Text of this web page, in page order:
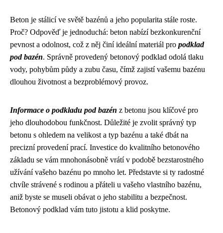
Beton je stálicí ve světě bazénů a jeho popularita stále roste.
Proč? Odpověď je jednoduchá: beton nabízí bezkonkurenční
pevnost a odolnost, což z něj činí ideální materiál pro podklad
pod bazén. Správně provedený betonový podklad odolá tlaku
vody, pohybům půdy a zubu času, čímž zajistí vašemu bazénu
dlouhou životnost a bezproblémový provoz.
Informace o podkladu pod bazén z betonu jsou klíčové pro
jeho dlouhodobou funkčnost. Důležité je zvolit správný typ
betonu s ohledem na velikost a typ bazénu a také dbát na
precizní provedení prací. Investice do kvalitního betonového
základu se vám mnohonásobně vrátí v podobě bezstarostného
užívání vašeho bazénu po mnoho let. Představte si ty radostné
chvíle strávené s rodinou a přáteli u vašeho vlastního bazénu,
aniž byste se museli obávat o jeho stabilitu a bezpečnost.
Betonový podklad vám tuto jistotu a klid poskytne.